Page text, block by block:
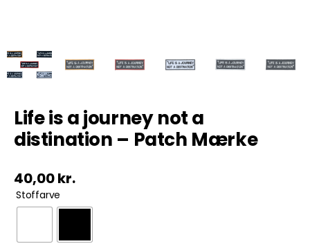
ØL & Spiritus
Tøj & Andre Varer
Rodkasse/Tilbud
Life is a journey not a
distination – Patch Mærke
40,00kr.
Stoffarve